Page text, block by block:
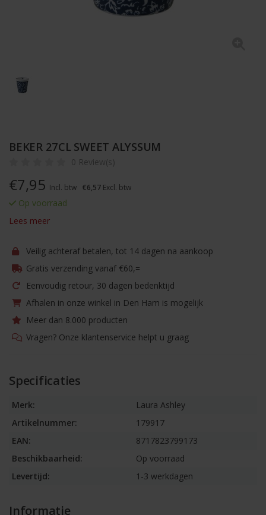
BEKER 27CL SWEET ALYSSUM
0 Review(s)
€7,95 Incl. btw €6,57 Excl. btw
Op voorraad
Lees meer
Veilig achteraf betalen, tot 14 dagen na aankoop
Gratis verzending vanaf €60,=
Eenvoudig retour, 30 dagen bedenktijd
Afhalen in onze winkel in Den Ham is mogelijk
Meer dan 8.000 producten
Vragen? Onze klantenservice helpt u graag
Specificaties
Merk:
Laura Ashley
Artikelnummer:
179917
EAN:
8717823799173
Beschikbaarheid:
Op voorraad
Levertijd:
1-3 werkdagen
Informatie